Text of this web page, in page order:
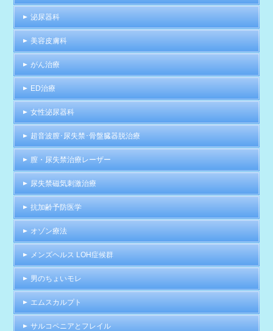
泌尿器科
美容皮膚科
がん治療
ED治療
女性泌尿器科
超音波膣･尿失禁･骨盤臓器脱治療
膣・尿失禁治療レーザー
尿失禁磁気刺激治療
抗加齢予防医学
オゾン療法
メンズヘルス LOH症候群
男のちょいモレ
エムスカルプト
サルコペニアとフレイル